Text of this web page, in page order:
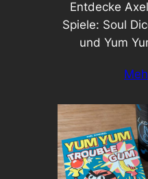
Entdecke
Spiele: Soul
und Yum